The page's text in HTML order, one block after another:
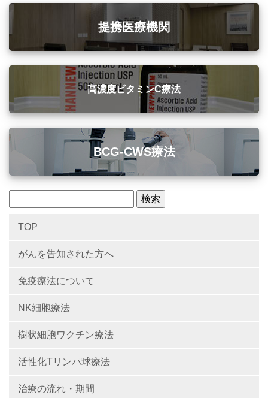
提携医療機関
高濃度ビタミンC療法
BCG-CWS療法
TOP
がんを告知された方へ
免疫療法について
NK細胞療法
樹状細胞ワクチン療法
活性化Tリンパ球療法
治療の流れ・期間